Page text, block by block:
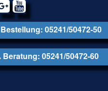
Bestellung: 05241/50472-50
Beratung: 05241/50472-60